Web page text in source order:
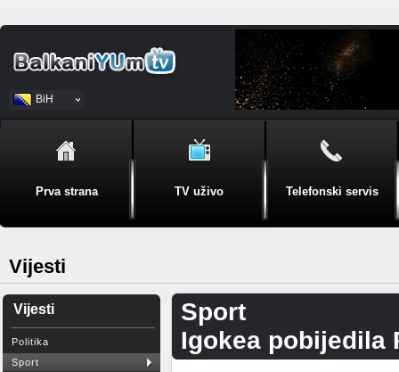
BiH
Srpski
Prva strana TV uživo Telefonski servis
Vijesti
Vijesti
Politika
Sport
Sport
Igokea pobijedila